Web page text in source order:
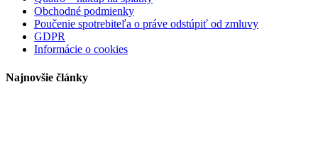
Obchodné podmienky
Poučenie spotrebiteľa o práve odstúpiť od zmluvy
GDPR
Informácie o cookies
Najnovšie články